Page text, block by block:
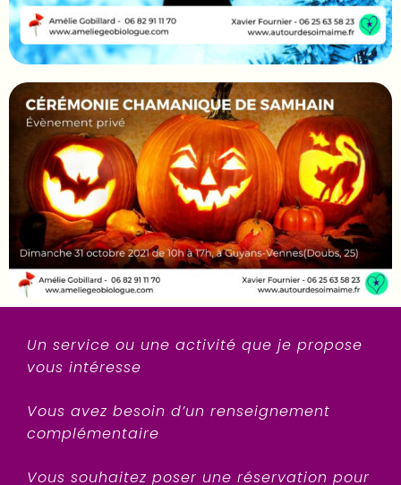
Un service ou une activité que je propose
vous intéresse
Vous avez besoin d’un renseignement
complémentaire
Vous souhaitez poser une réservation pour